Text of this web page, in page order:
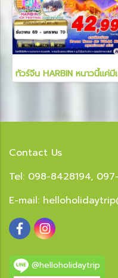
Contact Us
Tel: 098-8428194,
E-mail:
@helloholidaytrip